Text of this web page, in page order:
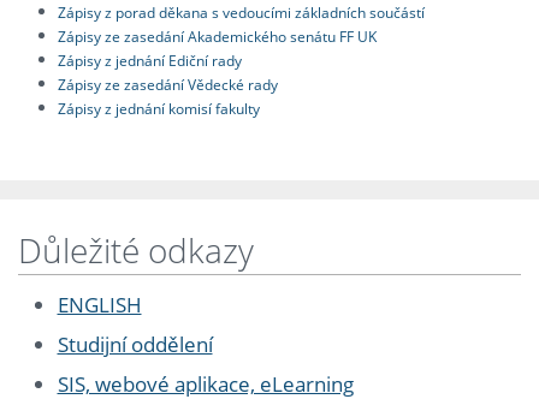
Zápisy z porad děkana s vedoucími základních součástí
Zápisy ze zasedání Akademického senátu FF UK
Zápisy z jednání Ediční rady
Zápisy ze zasedání Vědecké rady
Zápisy z jednání komisí fakulty
Důležité odkazy
ENGLISH
Studijní oddělení
SIS, webové aplikace, eLearning